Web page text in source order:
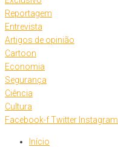
Reportagem
Entrevista
Artigos de opinião
Cartoon
Economia
Segurança
Ciência
Cultura
Facebook-fTwitter Instagram
Início